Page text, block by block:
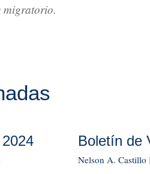
migratorio.
Boletín de
Nelson A. Castillo |